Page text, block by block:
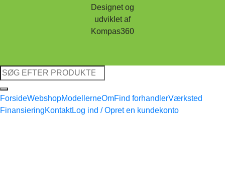
Designet og
udviklet af
Kompas360
Søg
efter:
ForsideWebshopModellerneOmFind forhandlerVærksted
FinansieringKontaktLog ind / Opret en kundekonto